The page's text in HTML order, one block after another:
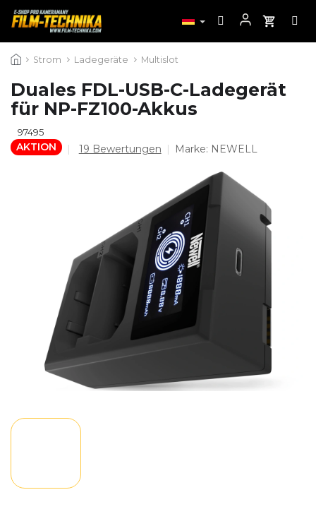
Inhalt Strom Ladegeräte Multislot
Duales FDL-USB-C-Ladegerät
für NP-FZ100-Akkus
97495
AKTION
Die
Sternen.
19 Bewertungen Marke: NEWELL